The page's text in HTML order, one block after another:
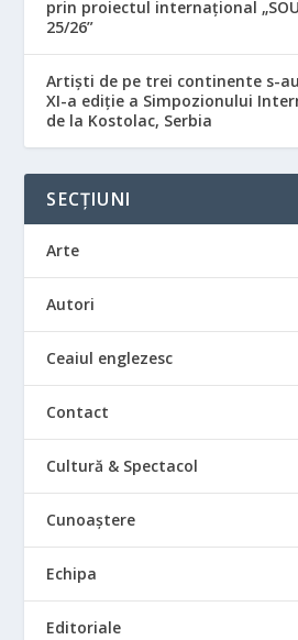
prin proiectul internațional
25/26”
Artiști de pe trei continente s-
XI-a ediție a Simpozionului
de la Kostolac, Serbia
SECȚIUNI
Arte
Autori
Ceaiul englezesc
Contact
Cultură & Spectacol
Cunoaștere
Echipa
Editoriale